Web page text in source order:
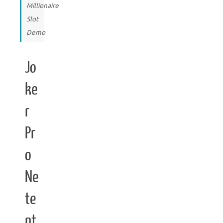
Millionaire
Slot
Demo
Jo
ke
r
Pr
o
Ne
te